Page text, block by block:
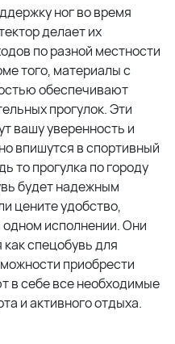
ног во время
делает их
по разной местности
того, материалы с
обеспечивают
прогулок. Эти
вашу уверенность и
впишутся в спортивный
то прогулка по городу
будет надежным
цените удобство,
исполнении. Они
спецобувь для
приобрести
в себе все необходимые
и активного отдыха.